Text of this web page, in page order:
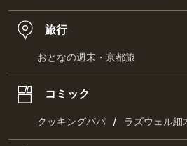
旅行
おとなの週末・京都旅
コミック
クッキングパパ / ラズウェル細